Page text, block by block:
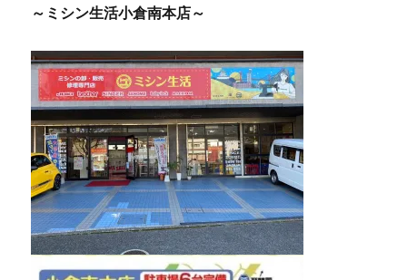
～ミシン生活小倉南本店～